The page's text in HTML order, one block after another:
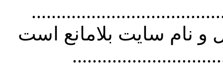
استفاده از
نام سايت بلامانع است